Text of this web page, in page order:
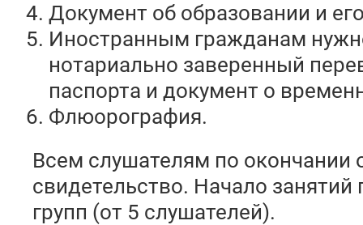
Документ об образовании и
Иностранным гражданам
нотариально заверенный
паспорта и документ о
Флюорография.
Всем слушателям по окончании
свидетельство. Начало
групп (от 5 слушателей).